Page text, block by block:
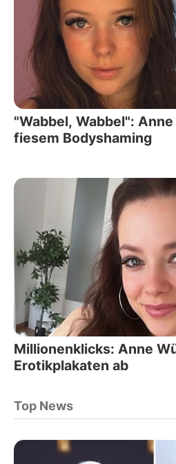
"Wabbel, Wabbel":
fiesem Bodyshaming
Millionenklicks: Anne
Erotikplakaten ab
Top News